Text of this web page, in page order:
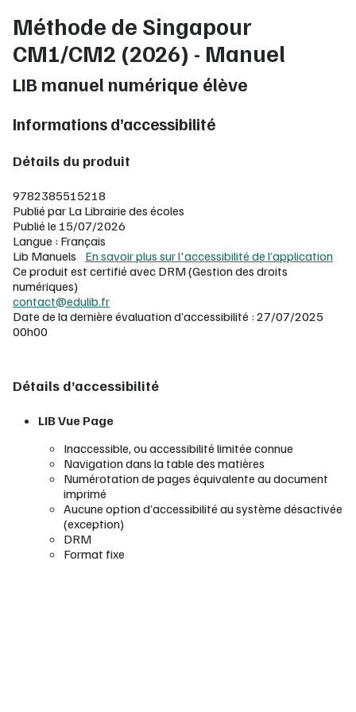
Méthode de Singapour
CM1/CM2 (2026) - Manuel
LIB manuel numérique élève
Informations d’accessibilité
Détails du produit
9782385515218
Publié par La Librairie des écoles
Publié le 15/07/2026
Langue : Français
Lib Manuels
En savoir plus sur l'accessibilité de l’application
Ce produit est certifié avec DRM (Gestion des droits
numériques)
contact@edulib.fr
Date de la dernière évaluation d’accessibilité : 27/07/2025
00h00
Détails d’accessibilité
LIB Vue Page
Inaccessible, ou accessibilité limitée connue
Navigation dans la table des matières
Numérotation de pages équivalente au document
imprimé
Aucune option d’accessibilité au système désactivée
(exception)
DRM
Format fixe